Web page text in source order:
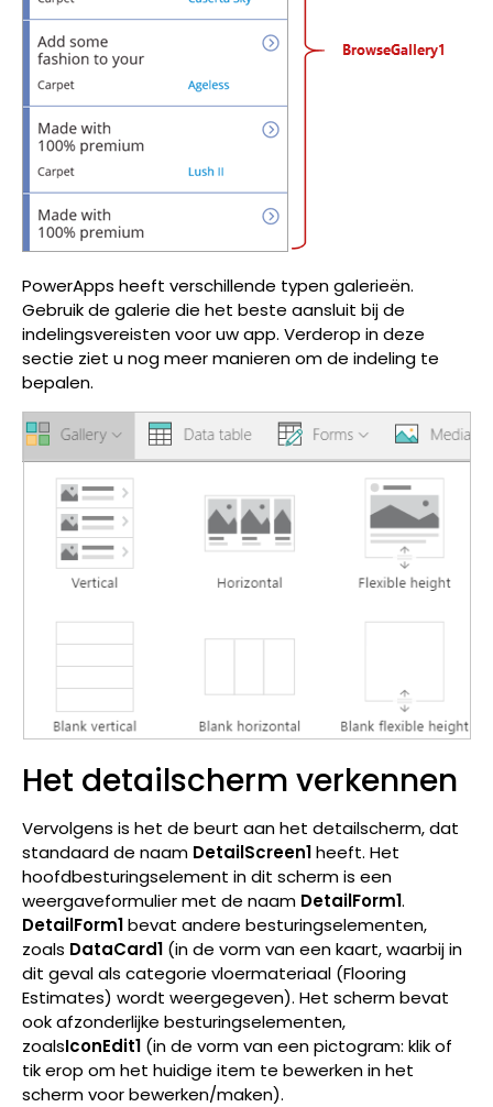
PowerApps heeft verschillende typen galerieën.
Gebruik de galerie die het beste aansluit bij de
indelingsvereisten voor uw app. Verderop in deze
sectie ziet u nog meer manieren om de indeling te
bepalen.
Het detailscherm verkennen
Vervolgens is het de beurt aan het detailscherm, dat
standaard de naam DetailScreen1heeft. Het
hoofdbesturingselement in dit scherm is een
weergaveformulier met de naam DetailForm1.
DetailForm1bevat andere besturingselementen,
zoals DataCard1 (in de vorm van een kaart, waarbij in
dit geval als categorie vloermateriaal (Flooring
Estimates) wordt weergegeven). Het scherm bevat
ook afzonderlijke besturingselementen,
zoalsIconEdit1 (in de vorm van een pictogram: klik of
tik erop om het huidige item te bewerken in het
scherm voor bewerken/maken).